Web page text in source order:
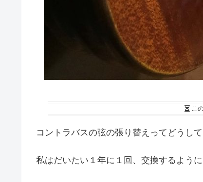
こ
コントラバスの弦の張り替えってどうし
私はだいたい１年に１回、交換するように